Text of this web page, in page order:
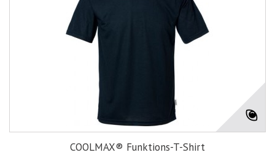
COOLMAX® Funktions-T-Shirt